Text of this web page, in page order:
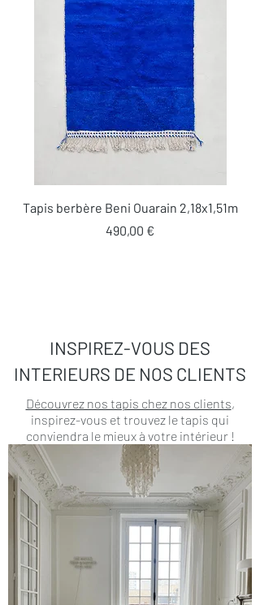
Tapis berbère Beni Ouarain 2,18x1,51m
Prix
490,00 €
INSPIREZ-VOUS DES
INTERIEURS DE NOS CLIENTS
Découvrez nos tapis chez nos clients,
inspirez-vous et trouvez le tapis qui
conviendra le mieux à votre intérieur !